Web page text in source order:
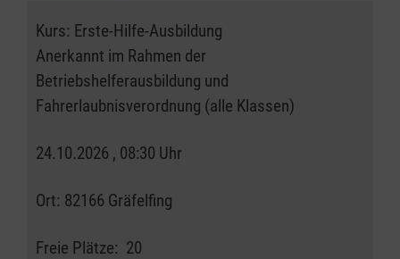
Kurs: Erste-Hilfe-Ausbildung
Anerkannt im Rahmen der
Betriebshelferausbildung und
Fahrerlaubnisverordnung (alle Klassen)
24.10.2026 , 08:30 Uhr
Ort: 82166 Gräfelfing
Freie Plätze: 20